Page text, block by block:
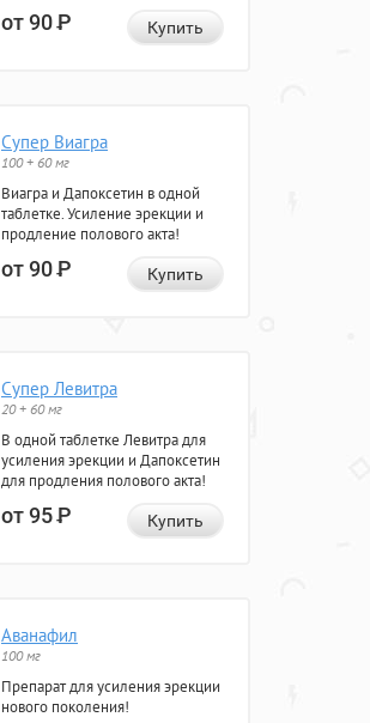
от 90Р Купить
Супер Виагра
100 + 60 мг
Виагра и Дапоксетин в одной
таблетке. Усиление эрекции и
продление полового акта!
от 90Р Купить
Супер Левитра
20 + 60 мг
В одной таблетке Левитра для
усиления эрекции и Дапоксетин
для продления полового акта!
от 95Р Купить
Аванафил
100 мг
Препарат для усиления эрекции
нового поколения!